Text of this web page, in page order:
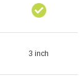
3 inch